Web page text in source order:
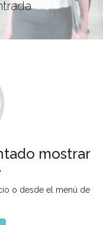
mostrar
o desde el menú de